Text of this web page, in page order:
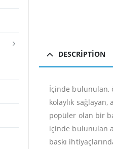
DESCRIPTION
İçinde bulunulan,
kolaylık
popüler olan bir
içinde bulunulan
baskı